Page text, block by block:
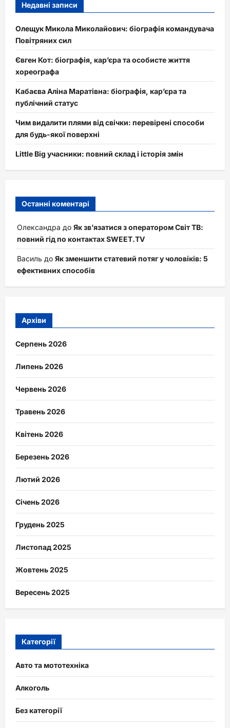
Недавні записи
Олещук Микола Миколайович: біографія командувача
Повітряних сил
Євген Кот: біографія, кар’єра та особисте життя
хореографа
Кабаєва Аліна Маратівна: біографія, кар’єра та
публічний статус
Чим видалити плями від свічки: перевірені способи
для будь-якої поверхні
Little Big учасники: повний склад і історія змін
Останні коментарі
Олександра до Як зв’язатися з оператором Світ ТВ:
повний гід по контактах SWEET.TV
Василь до Як зменшити статевий потяг у чоловіків: 5
ефективних способів
Архіви
Серпень 2026
Липень 2026
Червень 2026
Травень 2026
Квітень 2026
Березень 2026
Лютий 2026
Січень 2026
Грудень 2025
Листопад 2025
Жовтень 2025
Вересень 2025
Категорії
Авто та мототехніка
Алкоголь
Без категорії